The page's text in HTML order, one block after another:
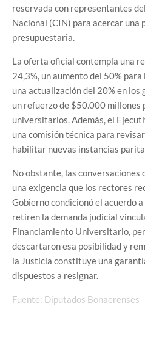
reservada con representantes
Nacional (CIN) para acercar una
presupuestaria.
La oferta oficial contempla una
24,3%, un aumento del 50%
una actualización del 20% en
un refuerzo de $50.000 millones
universitarios. Además, el
una comisión técnica para
habilitar nuevas instancias
No obstante, las conversaciones
una exigencia que los rectores
Gobierno condicionó el acuerdo
retiren la demanda judicial
Financiamiento Universitario,
descartaron esa posibilidad y
la Justicia constituye una
dispuestos a resignar.
Fuente: Diputados Bonaerenses